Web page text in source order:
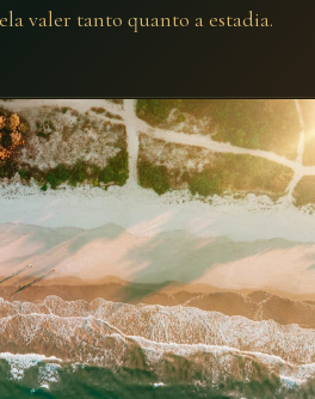
valer tanto quanto a estadia.